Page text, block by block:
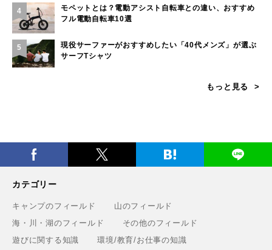
4
モペットとは？電動アシスト自転車との違い、おすすめ
フル電動自転車10選
5
現役サーファーがおすすめしたい「40代メンズ」が選ぶ
サーフTシャツ
もっと見る
カテゴリー
キャンプのフィールド
山のフィールド
海・川・湖のフィールド
その他のフィールド
遊びに関する知識
環境/教育/お仕事の知識